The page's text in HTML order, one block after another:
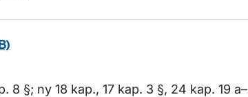
8 §; ny 18 kap., 17 kap. 3 §, 24 kap. 19 a–